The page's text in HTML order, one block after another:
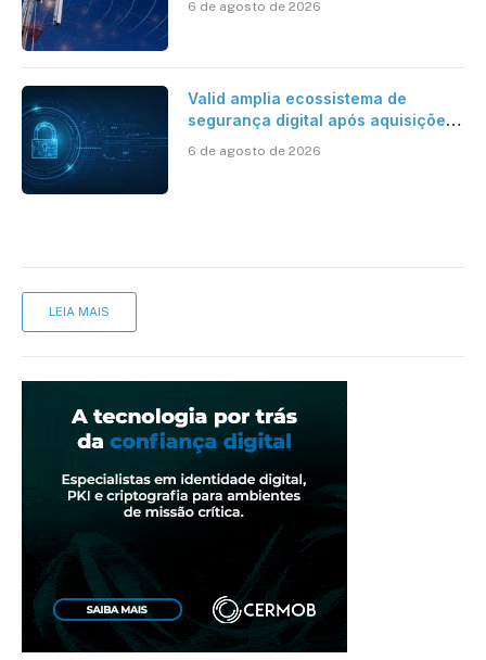
mantém desafio
6 de agosto de 2026
Valid amplia ecossistema de
segurança digital após aquisições
6 de agosto de 2026
LEIA MAIS